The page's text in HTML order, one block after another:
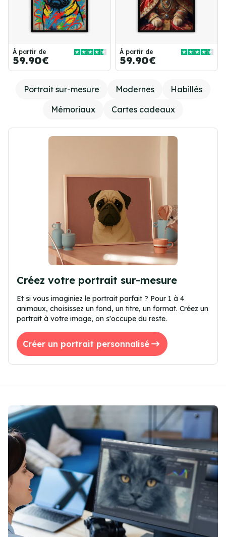
À partir de
59.90€
À partir de
59.90€
Portrait sur-mesure Modernes
Habillés
Mémoriaux
Cartes cadeaux
Créez votre portrait sur-mesure
Et si vous imaginiez le portrait parfait ? Pour 1 à 4
animaux, choisissez un fond, un titre, un format. Créez un
portrait à votre image, on s'occupe du reste.
Créer un portrait personnalisé